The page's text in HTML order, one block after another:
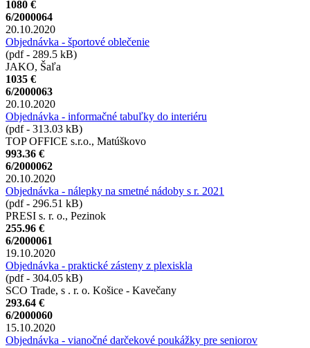
1080 €
6/2000064
20.10.2020
Objednávka - športové oblečenie
(pdf - 289.5 kB)
JAKO, Šaľa
1035 €
6/2000063
20.10.2020
Objednávka - informačné tabuľky do interiéru
(pdf - 313.03 kB)
TOP OFFICE s.r.o., Matúškovo
993.36 €
6/2000062
20.10.2020
Objednávka - nálepky na smetné nádoby s r. 2021
(pdf - 296.51 kB)
PRESI s. r. o., Pezinok
255.96 €
6/2000061
19.10.2020
Objednávka - praktické zásteny z plexiskla
(pdf - 304.05 kB)
SCO Trade, s . r. o. Košice - Kavečany
293.64 €
6/2000060
15.10.2020
Objednávka - vianočné darčekové poukážky pre seniorov